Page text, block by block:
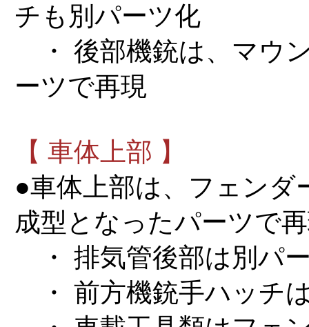
チも別パーツ化
・ 後部機銃は、マウ
ーツで再現
【 車体上部 】
●車体上部は、フェンダ
成型となったパーツで
・ 排気管後部は別パ
・ 前方機銃手ハッチ